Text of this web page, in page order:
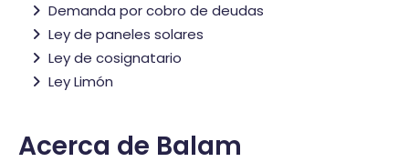
Demanda por cobro de deudas
Ley de paneles solares
Ley de cosignatario
Ley Limón
Acerca de Balam